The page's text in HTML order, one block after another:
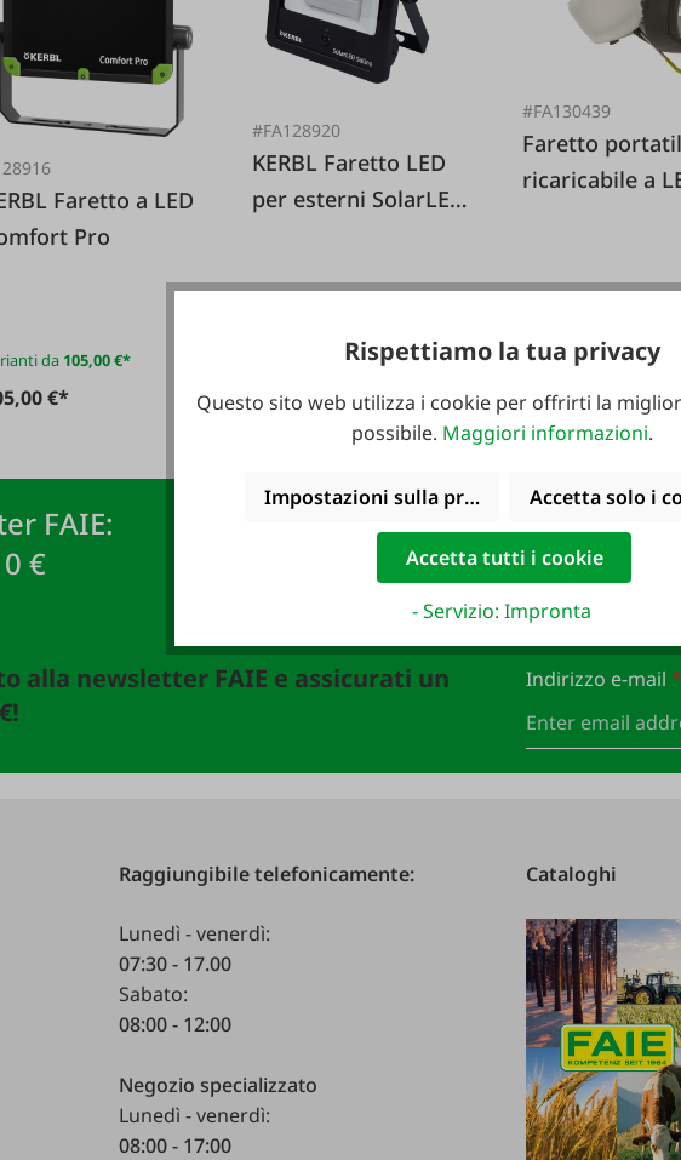
Faretto a LED
Pro
da 105,00 €*
€*
#FA128920
KERBL Faretto LED
per esterni SolarLED
#FA130439
Faretto
ricaricabile a
39,95 €*
FAIE:
€
alla newsletter FAIE e assicurati un
Indirizzo e-mail *
Raggiungibile telefonicamente:
Lunedì - venerdì:
07:30 - 17.00
Sabato:
08:00 - 12:00
Negozio specializzato
Lunedì - venerdì:
08:00 - 17:00
Cataloghi
Rispettiamo la tua privacy
Questo sito web utilizza i cookie per offrirti la
possibile. Maggiori informazioni.
Impostazioni sulla privacy Accetta solo i
Accetta tutti i cookie
- Servizio: Impronta